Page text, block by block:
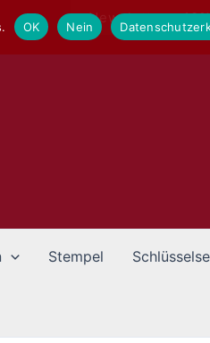
Newsletter -
Stempel
OK Nein